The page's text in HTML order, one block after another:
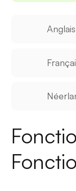
Anglais